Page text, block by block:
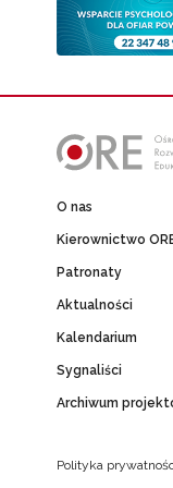
O nas
Kierownictwo
Patronaty
Aktualności
Kalendarium
Sygnaliści
Archiwum
Polityka